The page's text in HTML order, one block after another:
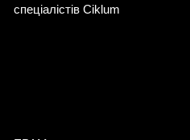
спеціалістів Ciklum